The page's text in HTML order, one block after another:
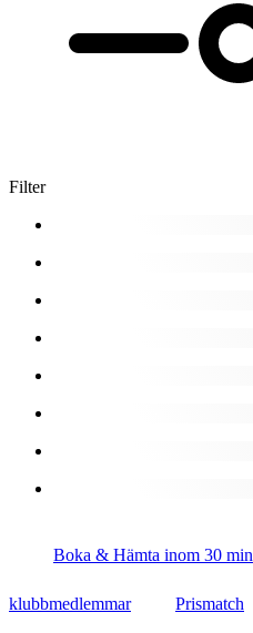
Filter
Boka & Hämta inom 30 min
klubbmedlemmar Prismatch